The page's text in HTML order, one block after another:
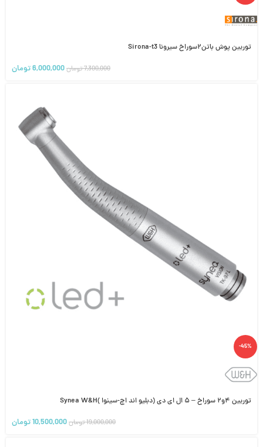
توربین پوش باتن۲سوراخ سیرونا Sirona-t3
7,300,000تومان6,000,000تومان
-45%
توربین ۴و۲ سوراخ – ۵ ال ای دی (دبلیو اند اچ-سینوا )Synea W&H
19,000,000تومان10,500,000تومان